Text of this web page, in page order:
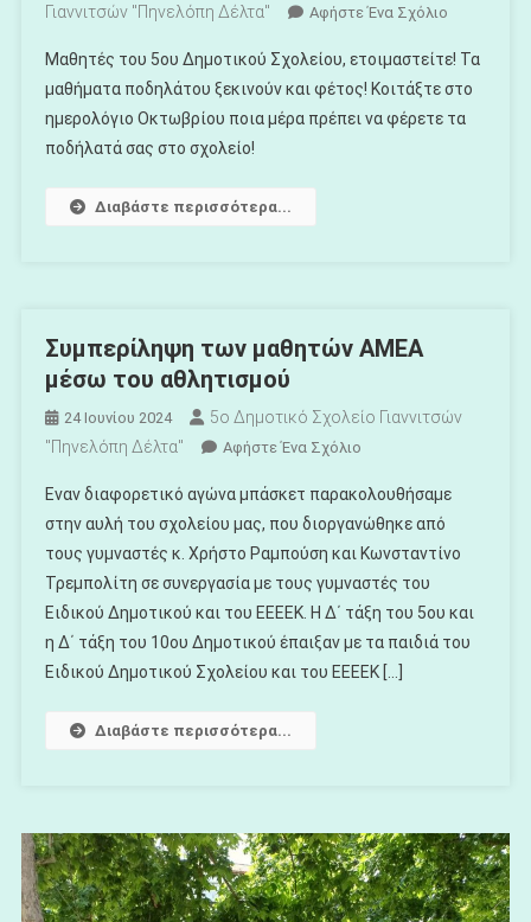
Γιαννιτσών "Πηνελόπη Δέλτα"
Αφήστε Ένα ΣχόλιοΓια
Μαθήματα
Ποδηλάτου
Τον
Μαθητές του 5ου Δημοτικού Σχολείου, ετοιμαστείτε! Τα
μαθήματα ποδηλάτου ξεκινούν και φέτος! Κοιτάξτε στο
ημερολόγιο Οκτωβρίου ποια μέρα πρέπει να φέρετε τα
ποδήλατά σας στο σχολείο!
Διαβάστε περισσότερα...
Συμπερίληψη των μαθητών ΑΜΕΑ
μέσω του αθλητισμού
24 Ιουνίου 2024
5ο Δημοτικό Σχολείο Γιαννιτσών
"Πηνελόπη Δέλτα"
Αφήστε Ένα ΣχόλιοΓια
Συμπερίληψη
Των
Μαθητών
ΑΜΕΑ
Μέσω
Του
Αθλητισμού
Εναν διαφορετικό αγώνα μπάσκετ παρακολουθήσαμε
στην αυλή του σχολείου μας, που διοργανώθηκε από
τους γυμναστές κ. Χρήστο Ραμπούση και Κωνσταντίνο
Τρεμπολίτη σε συνεργασία με τους γυμναστές του
Ειδικού Δημοτικού και του ΕΕΕΕΚ. Η Δ΄ τάξη του 5ου και
η Δ΄ τάξη του 10ου Δημοτικού έπαιξαν με τα παιδιά του
Ειδικού Δημοτικού Σχολείου και του ΕΕΕΕΚ […]
Διαβάστε περισσότερα...